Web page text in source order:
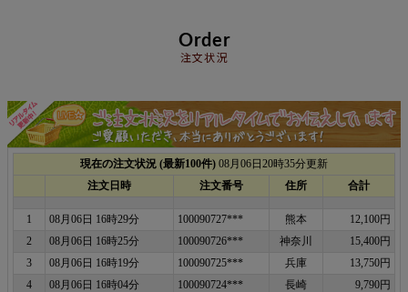
Order
注文状況